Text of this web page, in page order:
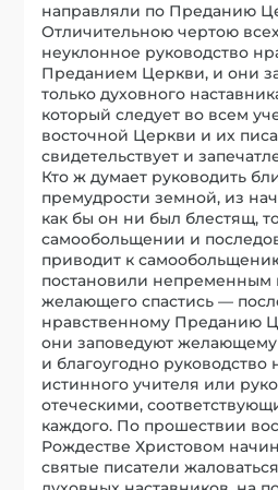
направляли по Преданию
Отличительною чертою
неуклонное руководство
Преданием Церкви, и они
только духовного
который следует во всем
восточной Церкви и их
свидетельствует и
Кто ж думает руководить
премудрости земной, из
как бы он ни был блестящ,
самообольщении и
приводит к
постановили непременным
желающего спастись —
нравственному Преданию
они заповедуют желающему
и благоугодно руководство
истинного учителя или
отеческими,
каждого. По прошествии
Рождестве Христовом
святые писатели